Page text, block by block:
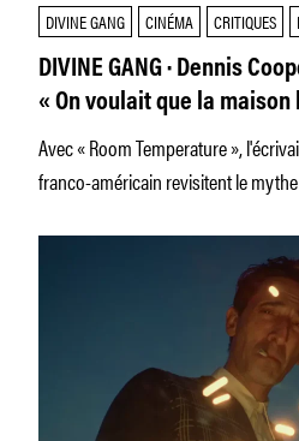
DIVINE GANG CINÉMA CRITIQUES
DIVINE GANG · Dennis
« On voulait que la
ringarde »
Avec « Room Temperature »,
franco-américain revisitent le